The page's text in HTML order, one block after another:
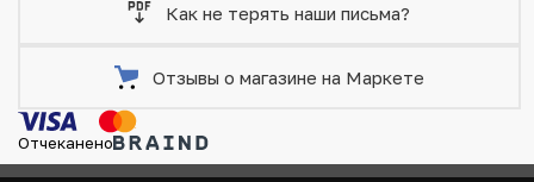
Как не терять наши письма?
Отзывы о магазине на Маркете
Отчеканено